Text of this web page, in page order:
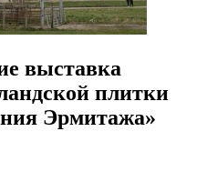
выставка
плитки
Эрмитажа»